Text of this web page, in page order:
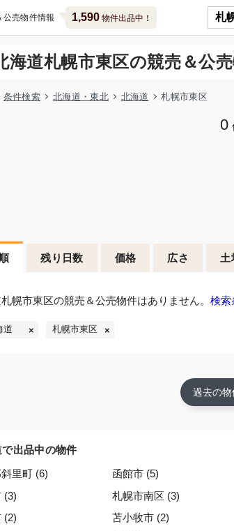
公売物件情報 1,590物件出品中！
海道札幌市東区の競売＆公
条件検索 北海道・東北 北海道 札幌市東区
0
残り日数 価格 広さ 土
幌市東区の競売＆公売物件はありません。 検索
道 札幌市東区
過去の物
出品中の物件
里町 (6) 函館市 (5)
(3)
札幌市南区 (3)
(2)
苫小牧市 (2)